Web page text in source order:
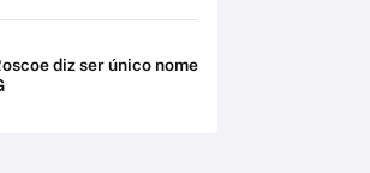
diz ser único nome